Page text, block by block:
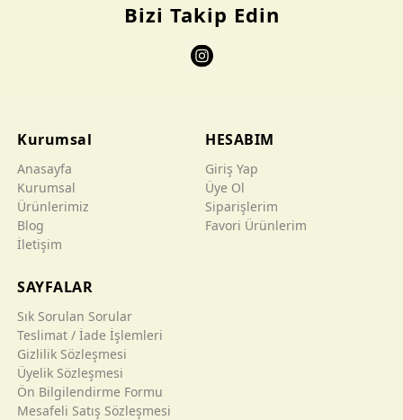
Bizi Takip Edin
Kurumsal
Anasayfa
Kurumsal
Ürünlerimiz
Blog
İletişim
HESABIM
Giriş Yap
Üye Ol
Siparişlerim
Favori Ürünlerim
SAYFALAR
Sık Sorulan Sorular
Teslimat / İade İşlemleri
Gizlilik Sözleşmesi
Üyelik Sözleşmesi
Ön Bilgilendirme Formu
Mesafeli Satış Sözleşmesi